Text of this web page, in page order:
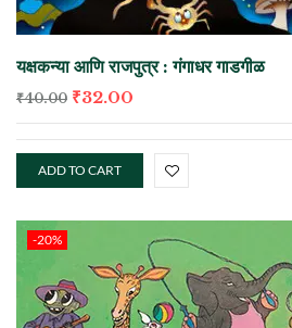
यक्षकन्या आणि राजपुत्र : गंगाधर गाडगीळ
₹40.00 ₹32.00
ADD TO CART
-20%